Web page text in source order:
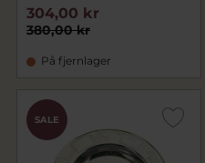
380,00 kr
304,00 kr
På fjernlager
SALE